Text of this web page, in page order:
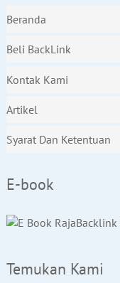
Beranda
Beli BackLink
Kontak Kami
Artikel
Syarat Dan Ketentuan
E-book
Temukan Kami